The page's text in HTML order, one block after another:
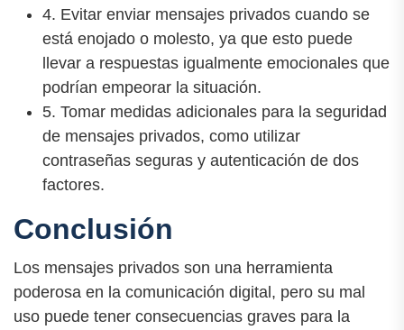
4. Evitar enviar mensajes privados cuando se
está enojado o molesto, ya que esto puede
llevar a respuestas igualmente emocionales que
podrían empeorar la situación.
5. Tomar medidas adicionales para la seguridad
de mensajes privados, como utilizar
contraseñas seguras y autenticación de dos
factores.
Conclusión
Los mensajes privados son una herramienta
poderosa en la comunicación digital, pero su mal
uso puede tener consecuencias graves para la